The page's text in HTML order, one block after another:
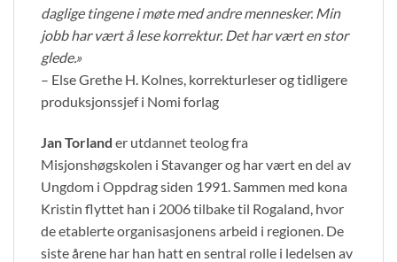
daglige tingene i møte med andre mennesker. Min
jobb har vært å lese korrektur. Det har vært en stor
glede.»
– Else Grethe H. Kolnes, korrekturleser og tidligere
produksjonssjef i Nomi forlag
Jan Torland er utdannet teolog fra
Misjonshøgskolen i Stavanger og har vært en del av
Ungdom i Oppdrag siden 1991. Sammen med kona
Kristin flyttet han i 2006 tilbake til Rogaland, hvor
de etablerte organisasjonens arbeid i regionen. De
siste årene har han hatt en sentral rolle i ledelsen av